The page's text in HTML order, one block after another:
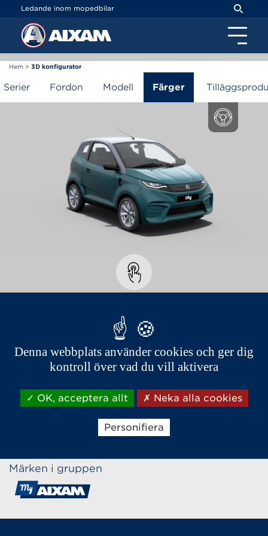
Ledande inom mopedbilar
Hem > 3D konfigurator
3D konfigurator
Serier Fordon Modell Färger
Mallard blue
Märken i gruppen
Cookie- hanteringspanel
Denna webbplats använder cookies och ger dig
kontroll över vad du vill aktivera
OK, acceptera allt Neka alla cookies
Personifiera